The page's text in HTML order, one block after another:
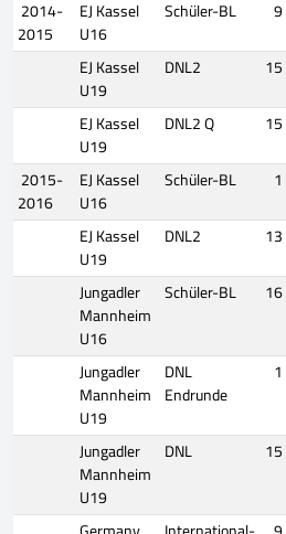
2014-
2015
EJ Kassel
U16
Schüler-BL 9
EJ Kassel
U19
DNL2 15
EJ Kassel
U19
DNL2 Q 15
2015-
2016
EJ Kassel
U16
Schüler-BL 1
EJ Kassel
U19
DNL2 13
Jungadler
Mannheim
U16
Schüler-BL 16
Jungadler
Mannheim
U19
DNL
Endrunde
1
Jungadler
Mannheim
U19
DNL 15